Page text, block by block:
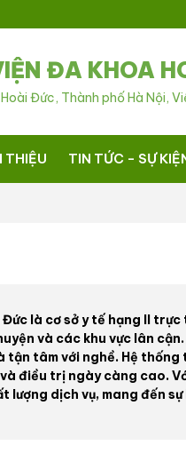
ĐA KHOA
Đức, Thành phố Hà Nội,
THIỆU TIN TỨC - SỰ
là cơ sở y tế hạng II
và các khu vực lân
tận tâm với nghề. Hệ
điều trị ngày càng cao.
lượng dịch vụ, mang đến